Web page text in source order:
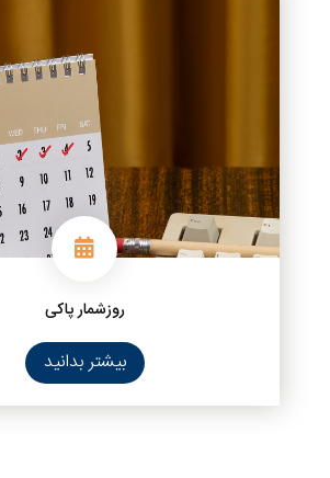
روزشمار پاکی
بیشتر بدانید